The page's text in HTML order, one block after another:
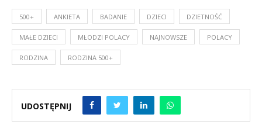
500+ ANKIETA BADANIE DZIECI DZIETNOŚĆ
MAŁE DZIECI MŁODZI POLACY NAJNOWSZE POLACY
RODZINA RODZINA 500+
UDOSTĘPNIJ